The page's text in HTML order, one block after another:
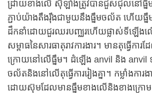
ដ្រាយខាងលើ ស៊ីឡាំងត្រូវបានជួសជុលនៅធ្នឹម
ភ្ជាប់យ៉ាងតឹងរ៉ឹងជាមួយនឹងធ្នឹមចល័ត ហើយធ្នឹ
ដឹកនាំដោយជួរឈរបញ្ឈរហើយផ្លាស់ទីឡើងល
សម្ពាធនៃសារធាតុរាវការងារ។ មានតុធ្វើកា
ក្រោយនៅលើធ្នឹម។ ដំឡើង anvil និង anvil
ចល័តនិងនៅលើតុធ្វើការរៀងគ្នា។ កម្លាំងការង
ដោយស៊ុមដែលមានធ្នឹមខាងលើនិងខាងក្រោ